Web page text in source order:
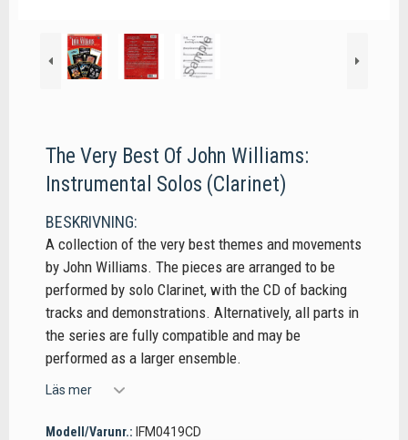
The Very Best Of John Williams:
Instrumental Solos (Clarinet)
BESKRIVNING:
A collection of the very best themes and movements
by John Williams. The pieces are arranged to be
performed by solo Clarinet, with the CD of backing
tracks and demonstrations. Alternatively, all parts in
the series are fully compatible and may be
performed as a larger ensemble.
Läs mer
Modell/Varunr.: IFM0419CD